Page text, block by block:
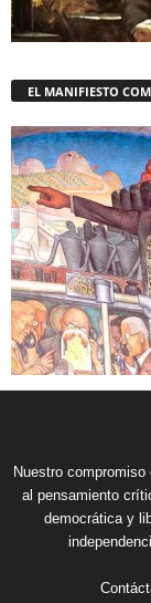
EL MANIFIESTO
Nuestro
al pensamiento
democrática y